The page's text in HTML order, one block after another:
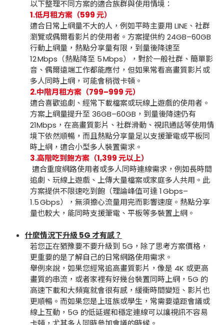
以下整理不同方案的適合族群與使用情境：
1.低月租方案（599 元）
適合日常上網量不大的人，例如平時主要用 LINE、社群
瀏覽或偶爾看影片的使用者。方案提供約 24GB–60GB
行動上網量，熱點分享量有限，到量後降速至
12 Mbps（熱點降至 5 Mbps），對於一般社群、簡單影
音、偶爾遠端工作都能應付，但如果常看高畫質影片或
多人同時上網，可能會稍微卡頓。
2.中階月租方案（799–999 元）
適合喜歡追劇、經常下載檔案或玩線上遊戲的使用者。
方案上網量提升至 36GB–60GB，到量後降速仍有
21Mbps，在高畫質影片、社群滑動、視訊通話等使用情
境下依然順暢，而且熱點分享量足以支援筆電或平板同
時上網，適合小型多人裝置需求。
3.高階吃到飽方案（1,399 元以上）
適合重度網路使用者或多人同時連線需求，例如長時間
追劇、玩線上遊戲、上傳大量檔案或家庭多人共用。此
方案提供不限速吃到飽（理論峰值可達 1 Gbps–
1.5 Gbps），無須擔心流量用完而影響速度。熱點分享
量也較大，能同時支援筆電、平板等多裝置上網。
什麼情況下升級 5G 才有感？
若您正在猶豫要不要升級到 5G，除了思考方案價格，
更重要的是了解自己的日常網路使用需求。
舉例來說，如果您經常追高畫質影片，像是 4K 或更高
畫質的串流，或者家裡有好幾台裝置同時上網，5G 的
高速下載和大頻寬就會很有感，緩衝時間變短、影片也
更順暢。而如果您是上班族或學生，常需要遠距會議或
線上互動，5G 的低延遲和穩定連線可以讓視訊不容易